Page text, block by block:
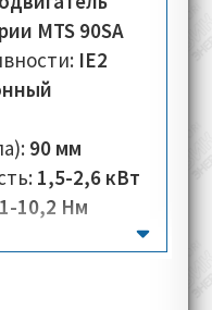
сверх-лёгкого
чему у
конструкция.
MTS 90SA
IE2
90 мм
1,5-2,6 кВт
10,2 Нм